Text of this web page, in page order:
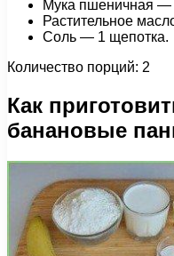
Мука пшеничная —
Растительное
Соль — 1 щепотка.
Количество порций: 2
Как
банановые